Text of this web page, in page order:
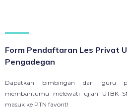
Form Pendaftaran Les Privat
Pengadegan
Dapatkan bimbingan dari guru
membantumu melewati ujian UTBK
masuk ke PTN favorit!